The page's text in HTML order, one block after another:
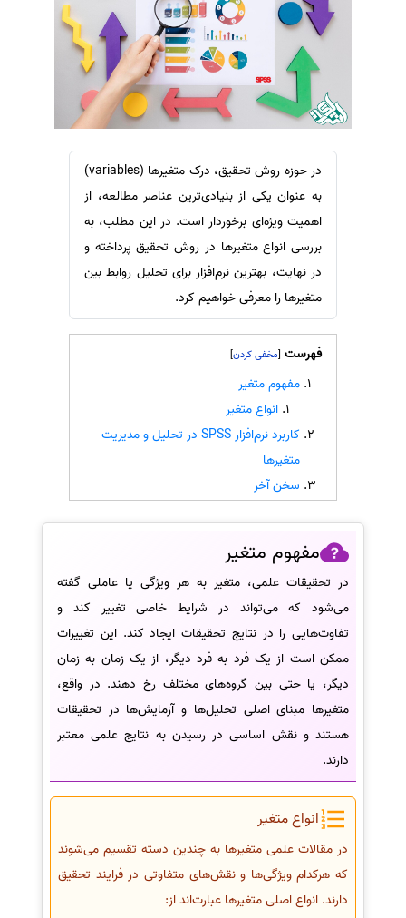
ترجمه عربی به فارسی
مشاهده همه زبان ها
سفارش ویرایش
سفارش پارافریز
سفارش فرمت‌بندی
سفارش کاهش کمیت
سفارش معرفی مقاله
سفارش معرفی کتاب
سفارش چکیده مبسوط
سفارش ترجمه مولتی‌مدیا
سفارش گویندگی
سفارش تولید محتوا
سفارش ترجمه همزمان
سفارش چکیده گرافیکی
سفارش تهیه کاورلتر
سفارش انگیزه‌نامه‌SOP
در حوزه روش تحقیق، درک متغیرها (variables)
به عنوان یکی از بنیادی‌ترین عناصر مطالعه، از
اهمیت ویژه‌ای برخوردار است. در این مطلب، به
بررسی انواع متغیرها در روش تحقیق پرداخته و
در نهایت، بهترین نرم‌افزار برای تحلیل روابط بین
متغیرها را معرفی خواهیم کرد.
فهرست [
]
مفهوم متغیر
انواع متغیر
کاربرد نرم‌افزار SPSS در تحلیل و مدیریت
متغیرها
سخن آخر
مفهوم متغیر
در تحقیقات علمی، متغیر به هر ویژگی یا عاملی گفته
می‌شود که می‌تواند در شرایط خاصی تغییر کند و
تفاوت‌هایی را در نتایج تحقیقات ایجاد کند. این تغییرات
ممکن است از یک فرد به فرد دیگر، از یک زمان به زمان
دیگر، یا حتی بین گروه‌های مختلف رخ دهند. در واقع،
متغیرها مبنای اصلی تحلیل‌ها و آزمایش‌ها در تحقیقات
هستند و نقش اساسی در رسیدن به نتایج علمی معتبر
دارند.
انواع متغیر
در مقالات علمی متغیرها به چندین دسته تقسیم می‌شوند
که هرکدام ویژگی‌ها و نقش‌های متفاوتی در فرایند تحقیق
دارند. انواع اصلی متغیرها عبارت‌اند از: